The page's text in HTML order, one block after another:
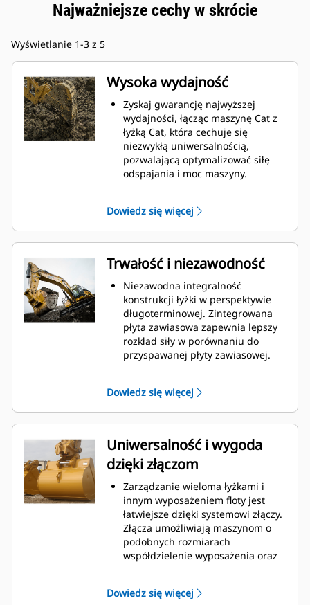
Najważniejsze cechy w skrócie
Wyświetlanie 1-3 z 5
Wysoka wydajność
Zyskaj gwarancję najwyższej
wydajności, łącząc maszynę Cat z
łyżką Cat, która cechuje się
niezwykłą uniwersalnością,
pozwalającą optymalizować siłę
odspajania i moc maszyny.
materiału na łyżkę. Zwiększony
prześwit lemiesza zapewnia
zmniejszony opór dolnej części
łyżki, co obniża koszty związane z
konserwacją.
Zużycie paliwa jest najwyższe
podczas kopania. Łyżki Cat
gwarantują szybkie cięcie
materiału w celu zwiększenia
ogólnej wydajności pracy maszyny.
Możesz załadować większą ilość
pozwalają utrzymać większość
materiału w łyżce podczas każdego
załadunku.
Dowiedz się więcej
Trwałość i niezawodność
Niezawodna integralność
konstrukcji łyżki w perspektywie
długoterminowej. Zintegrowana
płyta zawiasowa zapewnia lepszy
rozkład siły w porównaniu do
przyspawanej płyty zawiasowej.
odpornej na ścieranie stali,
zwłaszcza w przypadku
podzespołów podatnych na
nadmierne zużycie.
Chroń najważniejsze, podatne na
zużycie obszary łyżki za pomocą
osprzętu do prac ziemnych (GET)
Cat.
Zwiększ produkcję w
wymagających zastosowaniach,
ułatw penetrację podczas
stertowania i skróć czas trwania
cyklu za pomocą systemu Cat®
Montuj i demontuj końcówki
Dowiedz się więcej
Uniwersalność i wygoda
dzięki złączom
Zarządzanie wieloma łyżkami i
innym wyposażeniem floty jest
łatwiejsze dzięki systemowi złączy.
Złącza umożliwiają maszynom o
podobnych rozmiarach
współdzielenie wyposażenia oraz
Łyżki, które można zamocować
Dowiedz się więcej